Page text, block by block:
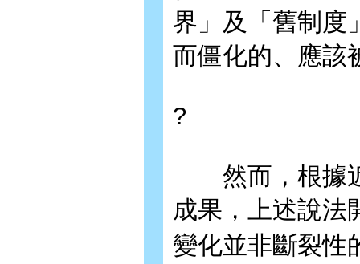
界」及「舊制度
而僵化的、應該
?
然而，根據近
成果，上述說法
變化並非斷裂